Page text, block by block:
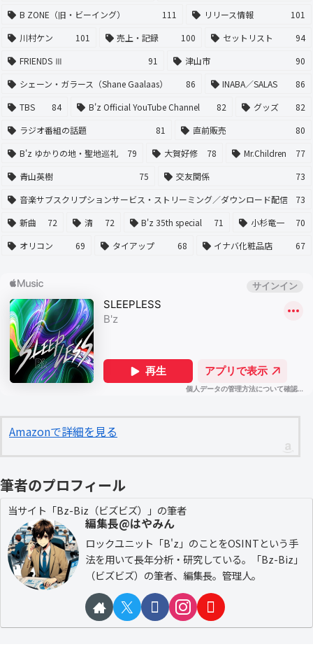
B ZONE（旧・ビーイング）
111 リリース情報
101
川村ケン
101 売上・記録 100 セットリスト
94
FRIENDS Ⅲ
91 津山市
90
シェーン・ガラース（Shane Gaalaas）
86 INABA／SALAS
86
TBS
84 B'z Official YouTube Channel 82 グッズ
82
ラジオ番組の話題
81 直前販売
80
B'z ゆかりの地・聖地巡礼
79 大賀好修 78 Mr.Children
77
青山英樹
75 交友関係
73
音楽サブスクリプションサービス・ストリーミング／ダウンロード配信
73
新曲
72 清 72 B'z 35th special 71 小杉竜一
70
オリコン
69 タイアップ 68 イナバ化粧品店 67
Amazonで詳細を見る
筆者のプロフィール
当サイト「Bz-Biz（ビズビズ）」の筆者
編集長@はやみん
ロックユニット「B'z」のことをOSINTという手
法を用いて長年分析・研究している。「Bz-Biz」
（ビズビズ）の筆者、編集長。管理人。